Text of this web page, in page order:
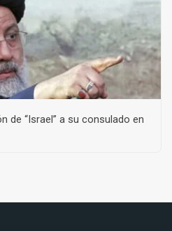
de “Israel” a su consulado en